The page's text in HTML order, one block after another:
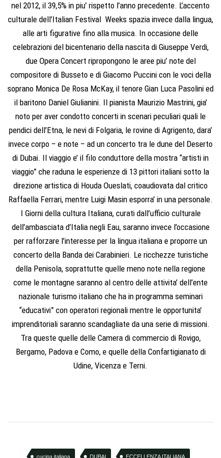
nel 2012, il 39,5% in piu’ rispetto l’anno precedente. L’accento
culturale dell’Italian Festival Weeks spazia invece dalla lingua,
alle arti figurative fino alla musica. In occasione delle
celebrazioni del bicentenario della nascita di Giuseppe Verdi,
due Opera Concert ripropongono le aree piu’ note del
compositore di Busseto e di Giacomo Puccini con le voci della
soprano Monica De Rosa McKay, il tenore Gian Luca Pasolini ed
il baritono Daniel Giulianini. Il pianista Maurizio Mastrini, gia’
noto per aver condotto concerti in scenari peculiari quali le
pendici dell’Etna, le nevi di Folgaria, le rovine di Agrigento, dara’
invece corpo – e note – ad un concerto tra le dune del Deserto
di Dubai. Il viaggio e’ il filo conduttore della mostra “artisti in
viaggio” che raduna le esperienze di 13 pittori italiani sotto la
direzione artistica di Houda Oueslati, coaudiovata dal critico
Raffaella Ferrari, mentre Luigi Masin esporra’ in una personale.
I Giorni della cultura Italiana, curati dall’ufficio culturale
dell’ambasciata d’Italia negli Eau, saranno invece l’occasione
per rafforzare l’interesse per la lingua italiana e proporre un
concerto della Banda dei Carabinieri. Le ricchezze turistiche
della Penisola, soprattutte quelle meno note nella regione
come le montagne saranno al centro delle attivita’ dell’ente
nazionale turismo italiano che ha in programma seminari
“educativi” con operatori regionali mentre le opportunita’
imprenditoriali saranno scandagliate da una serie di missioni.
Tra queste quelle delle Camera di commercio di Rovigo,
Bergamo, Padova e Como, e quelle della Confartigianato di
Udine, Vicenza e Terni.
cucina italiana DUBAI ECCELLENZA ITALIANA